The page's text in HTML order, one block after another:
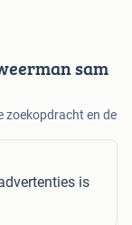
sam
zoekopdracht en de
is